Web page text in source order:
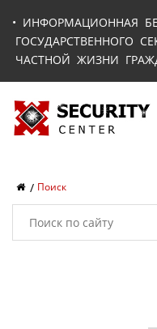
• ИНФОРМАЦИОННАЯ
ГОСУДАРСТВЕННОГО
ЧАСТНОЙ ЖИЗНИ
Поиск